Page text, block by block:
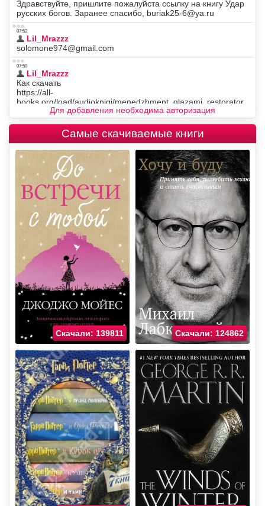
Для добавления необходима авторизация
Самые скачиваемые книги
Скачали: 139811 Скачали: 124862